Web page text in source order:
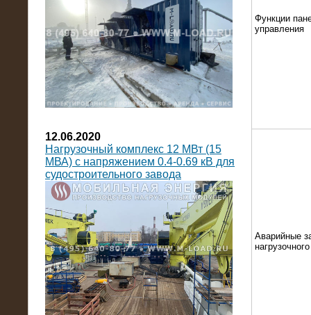
12.06.2020
Нагрузочный комплекс 12 МВт (15
МВА) с напряжением 0.4-0.69 кВ для
судостроительного завода
Функции
управления
Аварийные